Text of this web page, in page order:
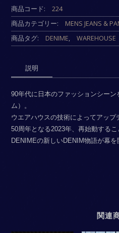
商品コード:
224
商品カテゴリー:
MENS JEANS &
商品タグ:
DENIME, WAREHOUSE
説明
90年代に日本のファッションシー
ム）。
ウエアハウスの技術によってアッ
50周年となる2023年、再始動するこ
DENIMEの新しいDENIM物語が幕を
関連